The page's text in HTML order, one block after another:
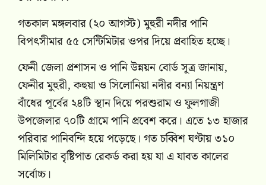
গতকাল মঙ্গলবার (২০ আগস্ট) মুহুরী নদীর পানি
বিপৎসীমার ৫৫ সেন্টিমিটার ওপর দিয়ে প্রবাহিত হচ্ছে।
ফেনী জেলা প্রশাসন ও পানি উন্নয়ন বোর্ড সূত্র জানায়,
ফেনীর মুহুরী, কহুয়া ও সিলোনিয়া নদীর বন্যা নিয়ন্ত্রণ
বাঁধের পূর্বের ২৪টি স্থান দিয়ে পরশুরাম ও ফুলগাজী
উপজেলার ৭০টি গ্রামে পানি প্রবেশ করে। এতে ১৩ হাজার
পরিবার পানিবন্দি হয়ে পড়েছে। গত চব্বিশ ঘণ্টায় ৩১০
মিলিমিটার বৃষ্টিপাত রেকর্ড করা হয় যা এ যাবত কালের
সর্বোচ্চ।